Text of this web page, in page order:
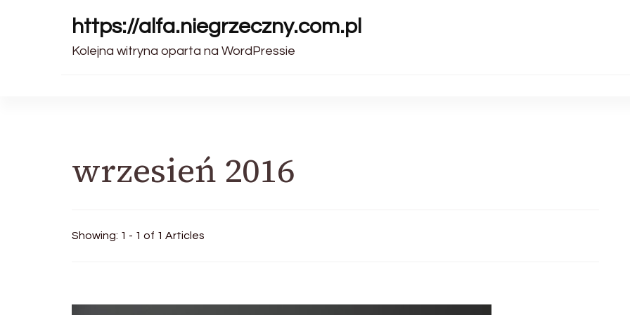
https://alfa.niegrzeczny.com.pl
Kolejna witryna oparta na WordPressie
wrzesień 2016
Showing: 1 - 1 of 1 Articles